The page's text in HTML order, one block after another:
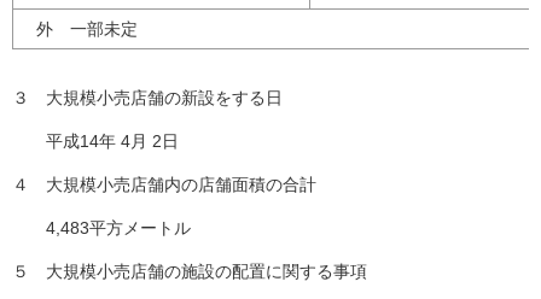
外 一部未定
３ 大規模小売店舗の新設をする日
平成14年 4月 2日
４ 大規模小売店舗内の店舗面積の合計
4,483平方メートル
５ 大規模小売店舗の施設の配置に関する事項